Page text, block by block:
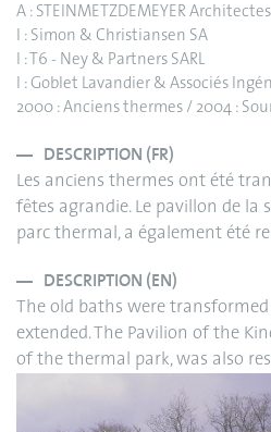
A : STEINMETZDEMEYER
I : Simon & Christiansen SA
I : T6 - Ney & Partners SARL
I : Goblet Lavandier & Associés
2000 : Anciens thermes / 2004 :
DESCRIPTION (FR)
Les anciens thermes ont été
fêtes agrandie. Le pavillon de la
parc thermal, a également été
DESCRIPTION (EN)
The old baths were
extended. The Pavilion of the
of the thermal park, was also